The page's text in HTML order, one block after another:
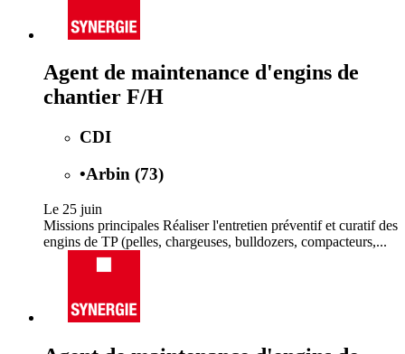
Agent de maintenance d'engins de
chantier F/H
CDI
•Arbin (73)
Le 25 juin
Missions principales Réaliser l'entretien préventif et curatif des
engins de TP (pelles, chargeuses, bulldozers, compacteurs,...